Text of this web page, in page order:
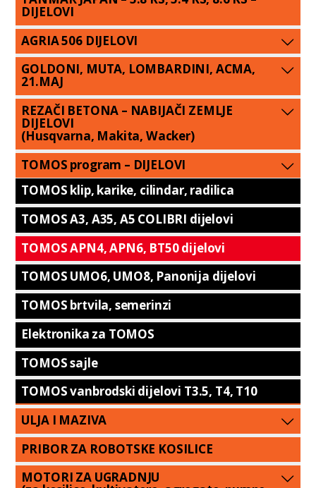
DIJELOVI
AGRIA 506 DIJELOVI
GOLDONI, MUTA, LOMBARDINI, ACMA,
21.MAJ
REZAČI BETONA – NABIJAČI ZEMLJE
DIJELOVI
(Husqvarna, Makita, Wacker)
TOMOS program – DIJELOVI
TOMOS klip, karike, cilindar, radilica
TOMOS A3, A35, A5 COLIBRI dijelovi
TOMOS APN4, APN6, BT50 dijelovi
TOMOS UMO6, UMO8, Panonija dijelovi
TOMOS brtvila, semerinzi
Elektronika za TOMOS
TOMOS sajle
TOMOS vanbrodski dijelovi T3.5, T4, T10
ULJA I MAZIVA
PRIBOR ZA ROBOTSKE KOSILICE
MOTORI ZA UGRADNJU